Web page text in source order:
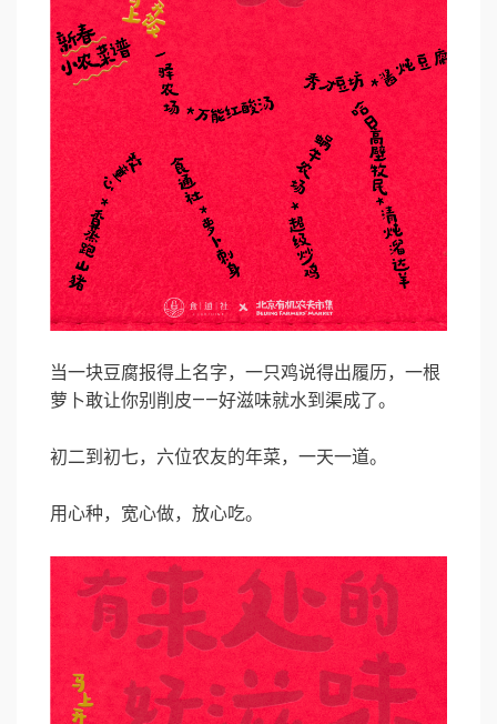
当一块豆腐报得上名字，一只鸡说得出履历，一根
萝卜敢让你别削皮——好滋味就水到渠成了。
初二到初七，六位农友的年菜，一天一道。
用心种，宽心做，放心吃。